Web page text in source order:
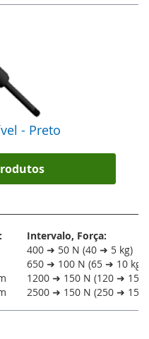
- Preto
Intervalo, Força:
400 ➜ 50 N (40 ➜ 5 kg)
650 ➜ 100 N (65 ➜ 10 kg)
1200 ➜ 150 N (120 ➜ 15
2500 ➜ 150 N (250 ➜ 15